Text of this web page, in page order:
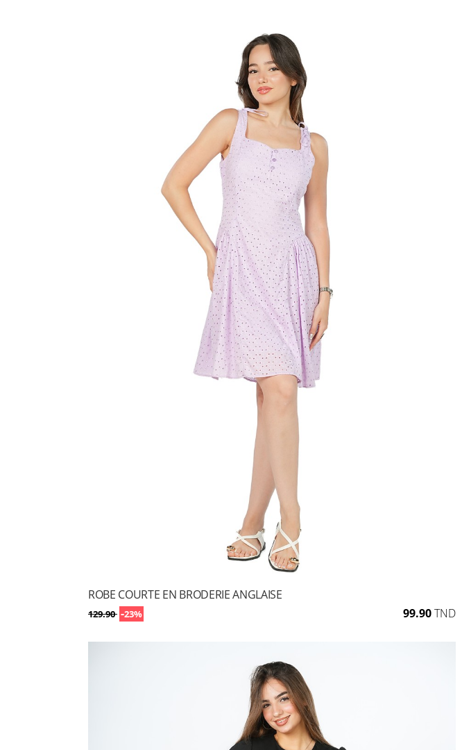
ROBE COURTE EN BRODERIE ANGLAISE
129.90 -23% 99.90TND